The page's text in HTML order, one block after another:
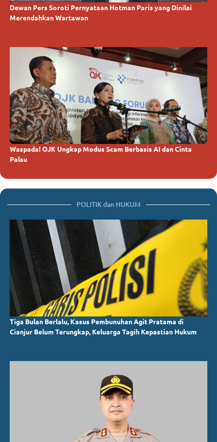
26
Dewan Pers Soroti Pernyataan Hotman Paris yang Dinilai
Merendahkan Wartawan
Waspada! OJK Ungkap Modus Scam Berbasis AI dan Cinta
Palsu
POLITIK dan HUKUM
Tiga Bulan Berlalu, Kasus Pembunuhan Agit Pratama di
Cianjur Belum Terungkap, Keluarga Tagih Kepastian Hukum